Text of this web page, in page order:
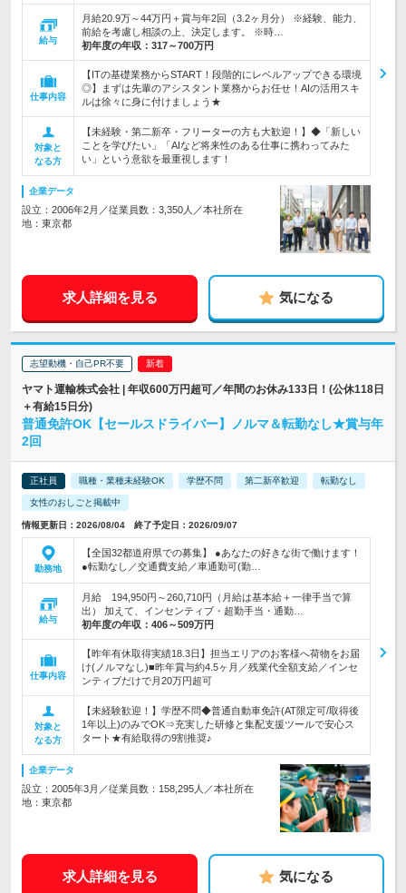
給与
月給20.9万～44万円＋賞与年2回（3.2ヶ月分） ※経験、能力、
前給を考慮し相談の上、決定します。 ※時…
初年度の年収： 317～700万円
仕事内容
【ITの基礎業務からSTART！段階的にレベルアップできる環境
◎】まずは先輩のアシスタント業務からお任せ！AIの活用スキ
ルは徐々に身に付けましょう★
対象と
なる方
【未経験・第二新卒・フリーターの方も大歓迎！】◆「新しい
ことを学びたい」「AIなど将来性のある仕事に携わってみた
い」という意欲を最重視します！
企業データ
設立：2006年2月／従業員数：3,350人／本社所在
地：東京都
求人詳細を見る 気になる
志望動機・自己PR不要
ヤマト運輸株式会社 | 年収600万円超可／年間のお休み133日！(公休118日
＋有給15日分)
普通免許OK【セールスドライバー】ノルマ＆転勤なし★賞与年
2回
正社員 職種・業種未経験OK 学歴不問 第二新卒歓迎 転勤なし
女性のおしごと掲載中
情報更新日：2026/08/04 終了予定日：2026/09/07
勤務地
【全国32都道府県での募集】 ●あなたの好きな街で働けます！
●転勤なし／交通費支給／車通勤可(勤…
給与
月給 194,950円～260,710円（月給は基本給＋一律手当で算
出） 加えて、インセンティブ・超勤手当・通勤…
初年度の年収： 406～509万円
仕事内容
【昨年有休取得実績18.3日】担当エリアのお客様へ荷物をお届
け(ノルマなし)■昨年賞与約4.5ヶ月／残業代全額支給／インセ
ンティブだけで月20万円超可
対象と
なる方
【未経験歓迎！】学歴不問◆普通自動車免許(AT限定可/取得後
1年以上)のみでOK⇒充実した研修と集配支援ツールで安心ス
タート★有給取得の9割推奨♪
企業データ
設立：2005年3月／従業員数：158,295人／本社所在
地：東京都
求人詳細を見る 気になる